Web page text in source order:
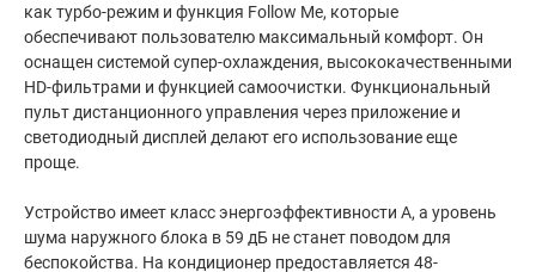
как турбо-режим и функция Follow Me, которые
обеспечивают пользователю максимальный комфорт. Он
оснащен системой супер-охлаждения, высококачественными
HD-фильтрами и функцией самоочистки. Функциональный
пульт дистанционного управления через приложение и
светодиодный дисплей делают его использование еще
проще.
Устройство имеет класс энергоэффективности А, а уровень
шума наружного блока в 59 дБ не станет поводом для
беспокойства. На кондиционер предоставляется 48-